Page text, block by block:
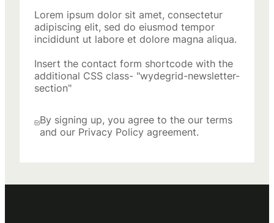
Lorem ipsum dolor sit amet, consectetur
adipiscing elit, sed do eiusmod tempor
incididunt ut labore et dolore magna aliqua.
Insert the contact form shortcode with the
additional CSS class- "wydegrid-newsletter-
section"
By signing up, you agree to the our terms
and our Privacy Policy agreement.